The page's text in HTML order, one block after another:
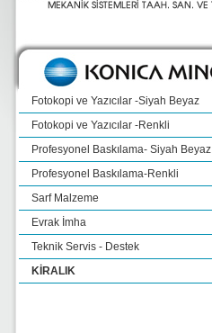
Fotokopi ve Yazıcılar -Siyah Beyaz
Fotokopi ve Yazıcılar -Renkli
Profesyonel Baskılama- Siyah Beyaz
Profesyonel Baskılama-Renkli
Sarf Malzeme
Evrak İmha
Teknik Servis - Destek
KİRALIK